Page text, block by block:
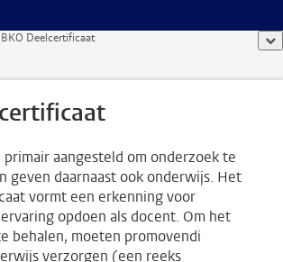
BKO Deelcertificaat
aangesteld om onderzoek te
geven daarnaast ook onderwijs. Het
vormt een erkenning voor
opdoen als docent. Om het
behalen, moeten promovendi
verzorgen (een reeks